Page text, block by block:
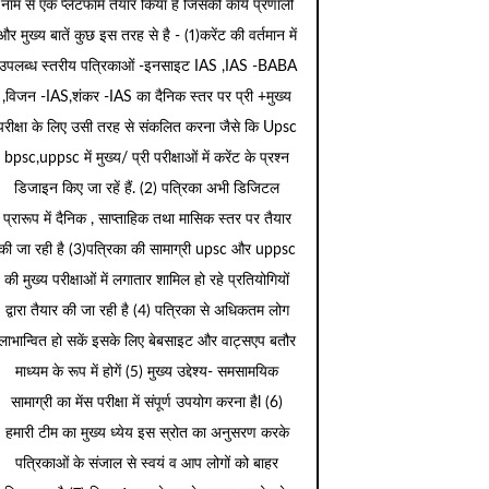
नाम से एक प्लेटफार्म तैयार किया है जिसकी कार्य प्रणाली
मुख्य बातें कुछ इस तरह से है - (1)करेंट की वर्तमान में
स्तरीय पत्रिकाओं -इनसाइट IAS ,IAS -BABA
,विजन -IAS,शंकर -IAS का दैनिक स्तर पर प्री +मुख्य
के लिए उसी तरह से संकलित करना जैसे कि Upsc
bpsc,uppsc में मुख्य/ प्री परीक्षाओं में करेंट के प्रश्न
डिजाइन किए जा रहें हैं. (2) पत्रिका अभी डिजिटल
प्रारूप में दैनिक , साप्ताहिक तथा मासिक स्तर पर तैयार
जा रही है (3)पत्रिका की सामाग्री upsc और uppsc
की मुख्य परीक्षाओं में लगातार शामिल हो रहे प्रतियोगियों
द्वारा तैयार की जा रही है (4) पत्रिका से अधिकतम लोग
हो सकें इसके लिए बेबसाइट और वाट्सएप बतौर
माध्यम के रूप में होगें (5) मुख्य उद्देश्य- समसामयिक
सामाग्री का मेंस परीक्षा में संपूर्ण उपयोग करना हैl (6)
हमारी टीम का मुख्य ध्येय इस स्रोत का अनुसरण करके
पत्रिकाओं के संजाल से स्वयं व आप लोगों को बाहर